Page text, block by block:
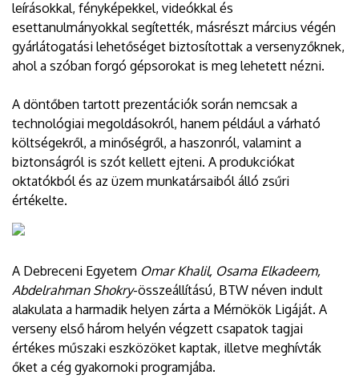
leírásokkal, fényképekkel, videókkal és
esettanulmányokkal segítették, másrészt március végén
gyárlátogatási lehetőséget biztosítottak a versenyzőknek,
ahol a szóban forgó gépsorokat is meg lehetett nézni.
A döntőben tartott prezentációk során nemcsak a
technológiai megoldásokról, hanem például a várható
költségekről, a minőségről, a haszonról, valamint a
biztonságról is szót kellett ejteni. A produkciókat
oktatókból és az üzem munkatársaiból álló zsűri
értékelte.
A Debreceni Egyetem Omar Khalil, Osama Elkadeem,
Abdelrahman Shokry-összeállítású, BTW néven indult
alakulata a harmadik helyen zárta a Mérnökök Ligáját. A
verseny első három helyén végzett csapatok tagjai
értékes műszaki eszközöket kaptak, illetve meghívták
őket a cég gyakornoki programjába.